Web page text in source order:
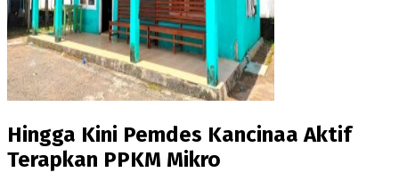
Hingga Kini Pemdes Kancinaa Aktif
Terapkan PPKM Mikro